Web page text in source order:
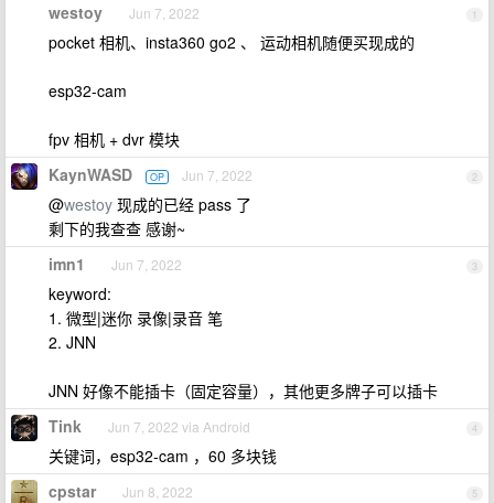
1
westoy Jun 7, 2022
pocket 相机、insta360 go2 、 运动相机随便买现成的
esp32-cam
fpv 相机 + dvr 模块
2
KaynWASD OP Jun 7, 2022
@westoy 现成的已经 pass 了
剩下的我查查 感谢~
3
imn1 Jun 7, 2022
keyword:
1. 微型|迷你 录像|录音 笔
2. JNN
JNN 好像不能插卡（固定容量），其他更多牌子可以插卡
4
Tink Jun 7, 2022 via Android
关键词，esp32-cam ，60 多块钱
5
cpstar Jun 8, 2022